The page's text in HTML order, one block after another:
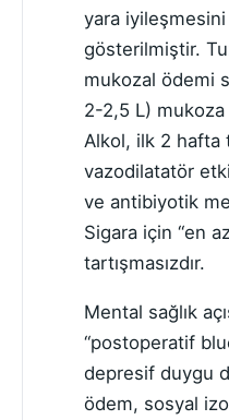
yara
gösterilmiştir.
mukozal ödemi
2-2,5 L)
Alkol, ilk 2 hafta
vazodilatatör
ve antibiyotik
Sigara için “en
tartışmasızdır.
Mental sağlık
“postoperatif
depresif duygu
ödem, sosyal